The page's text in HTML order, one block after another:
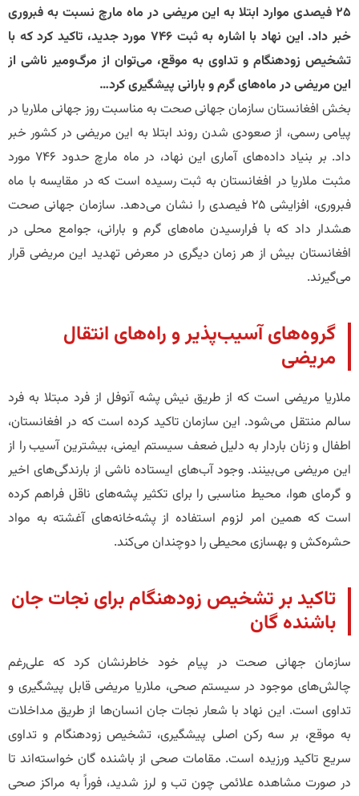
۲۵ فیصدی موارد ابتلا به این مریضی در ماه مارچ نسبت به فبروری
خبر داد. این نهاد با اشاره به ثبت ۷۴۶ مورد جدید، تاکید کرد که با
تشخیص زودهنگام و تداوی به موقع، می‌توان از مرگ‌ومیر ناشی از
این مریضی در ماه‌های گرم و بارانی پیشگیری کرد…
بخش افغانستان سازمان جهانی صحت به مناسبت روز جهانی ملاریا در
پیامی رسمی، از صعودی شدن روند ابتلا به این مریضی در کشور خبر
داد. بر بنیاد داده‌های آماری این نهاد، در ماه مارچ حدود ۷۴۶ مورد
مثبت ملاریا در افغانستان به ثبت رسیده است که در مقایسه با ماه
فبروری، افزایشی ۲۵ فیصدی را نشان می‌دهد. سازمان جهانی صحت
هشدار داد که با فرارسیدن ماه‌های گرم و بارانی، جوامع محلی در
افغانستان بیش از هر زمان دیگری در معرض تهدید این مریضی قرار
می‌گیرند.
​گروه‌های آسیب‌پذیر و راه‌های انتقال
مریضی
ملاریا مریضی است که از طریق نیش پشه آنوفل از فرد مبتلا به فرد
سالم منتقل می‌شود. این سازمان تاکید کرده است که در افغانستان،
اطفال و زنان باردار به دلیل ضعف سیستم ایمنی، بیشترین آسیب را از
این مریضی می‌بینند. وجود آب‌های ایستاده ناشی از بارندگی‌های اخیر
و گرمای هوا، محیط مناسبی را برای تکثیر پشه‌های ناقل فراهم کرده
است که همین امر لزوم استفاده از پشه‌خانه‌های آغشته به مواد
حشره‌کش و بهسازی محیطی را دوچندان می‌کند.
​تاکید بر تشخیص زودهنگام برای نجات جان
باشنده گان
سازمان جهانی صحت در پیام خود خاطرنشان کرد که علی‌رغم
چالش‌های موجود در سیستم صحی، ملاریا مریضی قابل پیشگیری و
تداوی است. این نهاد با شعار نجات جان انسان‌ها از طریق مداخلات
به موقع، بر سه رکن اصلی پیشگیری، تشخیص زودهنگام و تداوی
سریع تاکید ورزیده است. مقامات صحی از باشنده گان خواسته‌اند تا
در صورت مشاهده علائمی چون تب و لرز شدید، فوراً به مراکز صحی